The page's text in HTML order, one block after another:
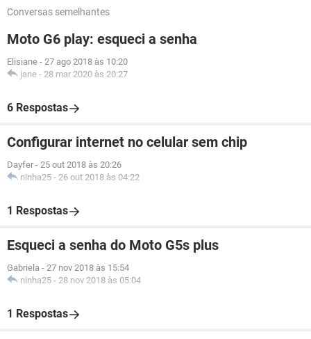
Conversas semelhantes
Moto G6 play: esqueci a senha
Elisiane - 27 ago 2018 às 10:20
jane - 28 mar 2020 às 20:27
6 Respostas
Configurar internet no celular sem chip
Dayfer - 25 out 2018 às 20:26
ninha25 - 26 out 2018 às 04:22
1 Respostas
Esqueci a senha do Moto G5s plus
Gabriela - 27 nov 2018 às 15:54
ninha25 - 28 nov 2018 às 05:04
1 Respostas